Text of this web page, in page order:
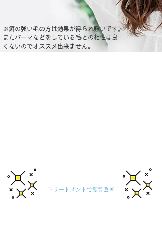
※癖の強い毛の方は効果が得られ難いです。
またパーマ などをしている毛との相性は良
くないのでオススメ出来ません。
​トリートメントで髪質改善